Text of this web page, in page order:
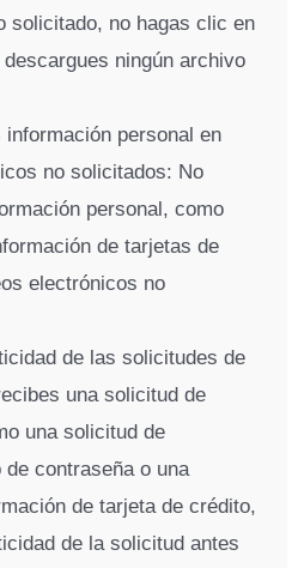
solicitado, no hagas clic en
ningún archivo
información personal en
no solicitados: No
personal, como
de tarjetas de
electrónicos no
de las solicitudes de
una solicitud de
una solicitud de
contraseña o una
de tarjeta de crédito,
de la solicitud antes